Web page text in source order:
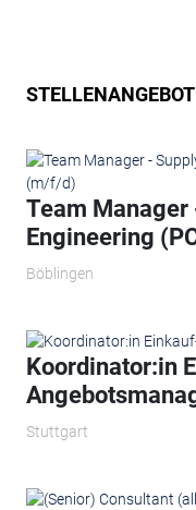
Team Manager
Engineering
Böblingen
Koordinator:in
Stuttgart